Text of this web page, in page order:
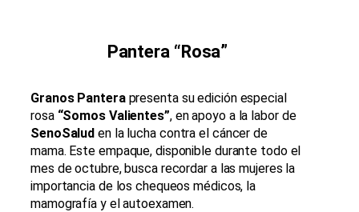
Pantera “Rosa”
Granos Panterapresenta su edición especial
rosa “Somos Valientes”, en apoyo a la labor de
SenoSalud en la lucha contra el cáncer de
mama. Este empaque, disponible durante todo el
mes de octubre, busca recordar a las mujeres la
importancia de los chequeos médicos, la
mamografía y el autoexamen.